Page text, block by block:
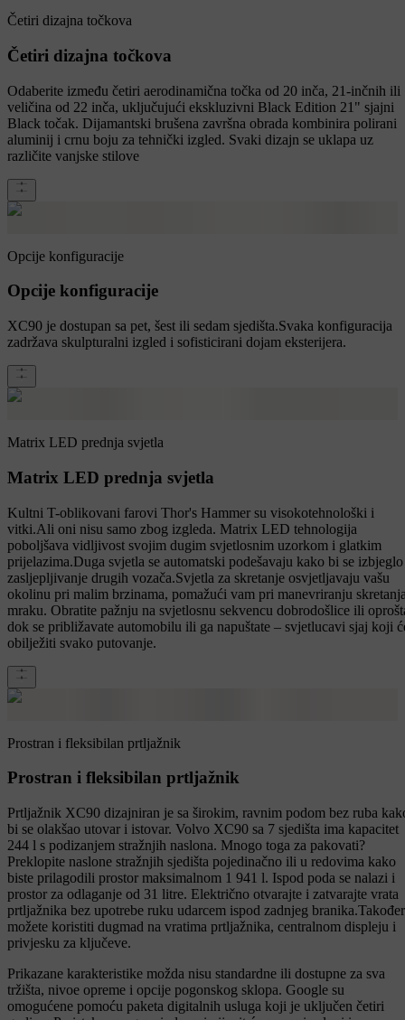
Četiri dizajna točkova
Četiri dizajna točkova
Odaberite između četiri aerodinamična točka od 20 inča, 21-inčnih ili
veličina od 22 inča, uključujući ekskluzivni Black Edition 21" sjajni
Black točak. Dijamantski brušena završna obrada kombinira polirani
aluminij i crnu boju za tehnički izgled. Svaki dizajn se uklapa uz
različite vanjske stilove
Opcije konfiguracije
Opcije konfiguracije
XC90 je dostupan sa pet, šest ili sedam sjedišta.Svaka konfiguracija
zadržava skulpturalni izgled i sofisticirani dojam eksterijera.
Matrix LED prednja svjetla
Matrix LED prednja svjetla
Kultni T-oblikovani farovi Thor's Hammer su visokotehnološki i
vitki.Ali oni nisu samo zbog izgleda. Matrix LED tehnologija
poboljšava vidljivost svojim dugim svjetlosnim uzorkom i glatkim
prijelazima.Duga svjetla se automatski podešavaju kako bi se izbjeglo
zasljepljivanje drugih vozača.Svjetla za skretanje osvjetljavaju vašu
okolinu pri malim brzinama, pomažući vam pri manevriranju
mraku. Obratite pažnju na svjetlosnu sekvencu dobrodošlice ili
dok se približavate automobilu ili ga napuštate – svjetlucavi sjaj koji
obilježiti svako putovanje.
Prostran i fleksibilan prtljažnik
Prostran i fleksibilan prtljažnik
Prtljažnik XC90 dizajniran je sa širokim, ravnim podom bez ruba
bi se olakšao utovar i istovar. Volvo XC90 sa 7 sjedišta ima kapacitet
244 l s podizanjem stražnjih naslona. Mnogo toga za pakovati?
Preklopite naslone stražnjih sjedišta pojedinačno ili u redovima kako
biste prilagodili prostor maksimalnom 1 941 l. Ispod poda se nalazi i
prostor za odlaganje od 31 litre. Električno otvarajte i zatvarajte vrata
prtljažnika bez upotrebe ruku udarcem ispod zadnjeg branika.Također
možete koristiti dugmad na vratima prtljažnika, centralnom displeju i
privjesku za ključeve.
Prikazane karakteristike možda nisu standardne ili dostupne za sva
tržišta, nivoe opreme i opcije pogonskog sklopa. Google su
omogućene pomoću paketa digitalnih usluga koji je uključen četiri